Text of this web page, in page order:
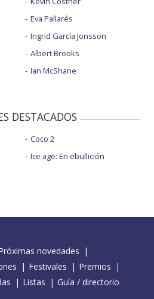
Eva Pallarés
Ingrid García Jonsson
Albert Brooks
Ian McShane
DESTACADOS
Coco 2
Ice age: En ebullición
novedades
Festivales
Premios
Listas Guía / directorio